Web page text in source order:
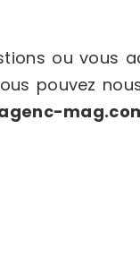
ou vous
pouvez